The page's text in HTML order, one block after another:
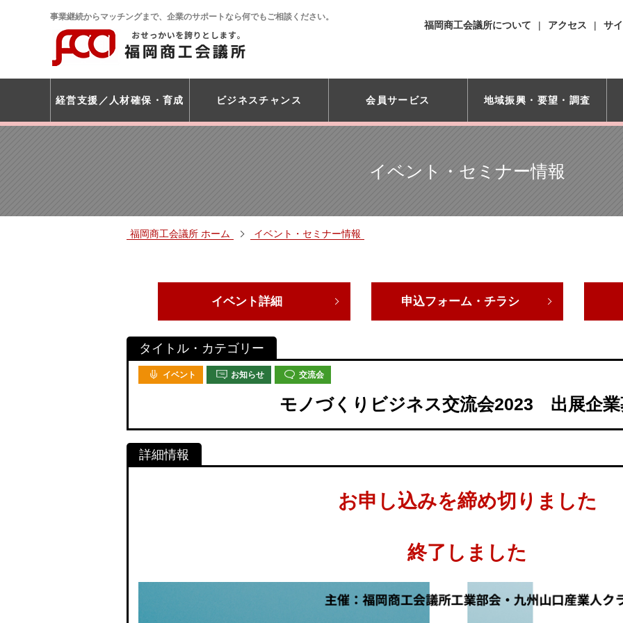
事業継続からマッチングまで、企業のサポートなら何でもご相談ください。
福岡商工会議所について アクセス サ
経営支援 人材確保・育成 ビジネスチャンス 会員サービス 地域振興・ 要望・調査
イベント・セミナー情報
福岡商工会議所 ホーム イベント・セミナー情報
イベント詳細 申込フォーム・チラシ
イベント お知らせ 交流会
モノづくりビジネス交流会2023 出展企業
お申し込みを締め切りました
終了しました